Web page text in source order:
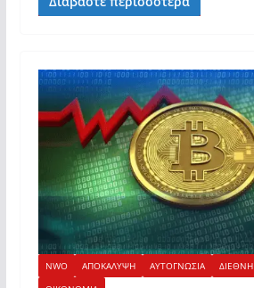
NWO ΑΠΟΚΑΛΥΨΗ ΑΥΤΟΓΝΩΣΙΑ ΔΙΕΘΝΗ